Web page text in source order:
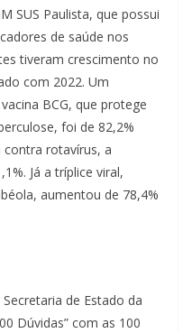
SUS Paulista, que possui
de saúde nos
tiveram crescimento no
com 2022. Um
BCG, que protege
foi de 82,2%
contra rotavírus, a
Já a tríplice viral,
aumentou de 78,4%
de Estado da
Dúvidas” com as 100